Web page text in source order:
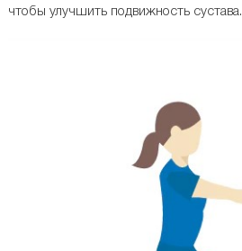
чтобы улучшить подвижность сустава.